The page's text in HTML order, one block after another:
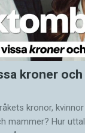
kroner
kronor,
mammer? Hur